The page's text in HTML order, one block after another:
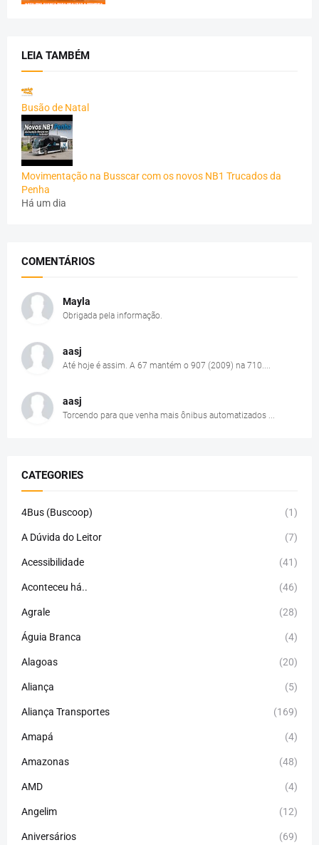
LEIA TAMBÉM
Busão de Natal
Movimentação na Busscar com os novos NB1 Trucados da
Penha
Há um dia
COMENTÁRIOS
Mayla
Obrigada pela informação.
aasj
Até hoje é assim. A 67 mantém o 907 (2009) na 710....
aasj
Torcendo para que venha mais ônibus automatizados ...
CATEGORIES
4Bus (Buscoop) (1)
A Dúvida do Leitor (7)
Acessibilidade (41)
Aconteceu há.. (46)
Agrale (28)
Águia Branca (4)
Alagoas (20)
Aliança (5)
Aliança Transportes (169)
Amapá (4)
Amazonas (48)
AMD (4)
Angelim (12)
Aniversários (69)